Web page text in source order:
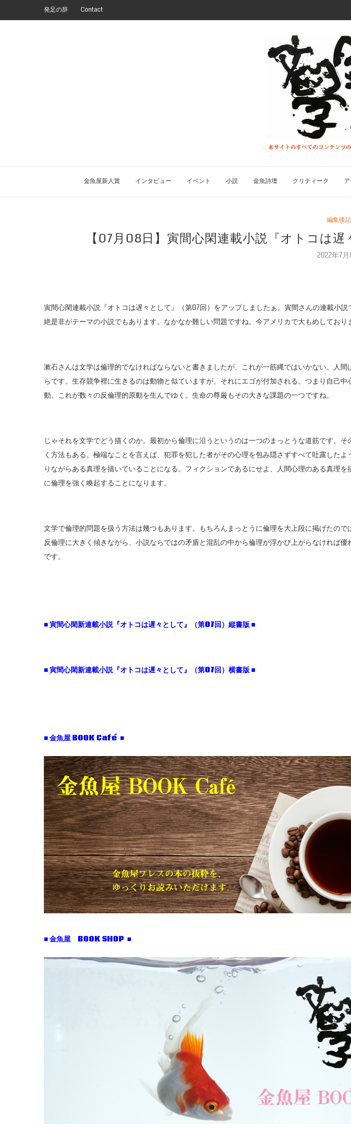
発足の辞 Contact
金魚屋新人賞 インタビュー イベント 小説 金魚詩壇 クリティーク
編集後記
【07月08日】寅間心閑連載小説『オトコは
2022年7月
寅間心閑連載小説『オトコは遅々として』（第07回）をアップしましたぁ。寅間さんの連載小説
絶是非がテーマの小説でもあります。なかなか難しい問題ですね。今アメリカで大もめしており
漱石さんは文学は倫理的でなければならないと書きましたが、これが一筋縄ではいかない。人
らです。生存競争裡に生きるのは動物と似ていますが、それにエゴが付加される。つまり自己
動。これが数々の反倫理的原動を生んでゆく。生命の尊厳もその大きな課題の一つですね。
じゃそれを文学でどう描くのか。最初から倫理に沿うというのは一つのまっとうな道筋です。
く方法もある。極端なことを言えば、犯罪を犯した者がその心理を包み隠さずすべて吐露した
りながらある真理を描いていることになる。フィクションであるにせよ、人間心理のある真理
に倫理を強く喚起することになります。
文学で倫理的問題を扱う方法は幾つもあります。もちろんまっとうに倫理を大上段に掲げたので
反倫理に大きく傾きながら、小説ならではの矛盾と混乱の中から倫理が浮かび上がらなければ優
です。
■ 寅間心閑新連載小説『オトコは遅々として』（第07回）縦書版 ■
■ 寅間心閑新連載小説『オトコは遅々として』（第07回）横書版 ■
■ 金魚屋 BOOK Café ■
■ 金魚屋 BOOK SHOP ■